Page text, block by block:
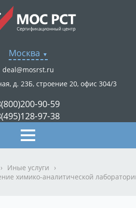
Москва
deal@mosrst.ru
д. 23Б, строение 20, офис 304/3
90-59
97-38
› Иные услуги
›
химико-аналитической